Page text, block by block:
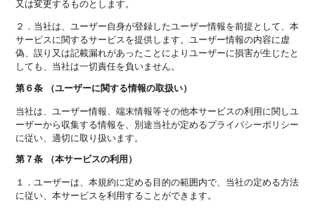
又は変更するものとします。
２．当社は、ユーザー自身が登録したユーザー情報を前提として、本
サービスに関するサービスを提供します。ユーザー情報の内容に虚
偽、誤り又は記載漏れがあったことによりユーザーに損害が生じたと
しても、当社は一切責任を負いません。
第６条 （ユーザーに関する情報の取扱い）
当社は、ユーザー情報、端末情報等その他本サービスの利用に関しユ
ーザーから収集する情報を、別途当社が定めるプライバシーポリシー
に従い、適切に取り扱います。
第７条 （本サービスの利用）
１．ユーザーは、本規約に定める目的の範囲内で、当社の定める方法
に従い、本サービスを利用することができます。